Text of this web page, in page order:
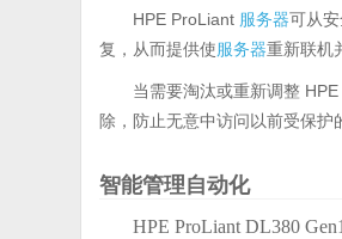
HPE ProLiant 服务器可从
复，从而提供使服务器重新联机
当需要淘汰或重新调整
除，防止无意中访问以前受保护
智能管理自动化
HPE ProLiant DL380